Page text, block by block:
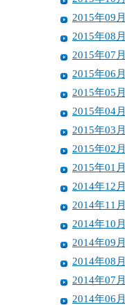
2015年09月
2015年08月
2015年07月
2015年06月
2015年05月
2015年04月
2015年03月
2015年02月
2015年01月
2014年12月
2014年11月
2014年10月
2014年09月
2014年08月
2014年07月
2014年06月